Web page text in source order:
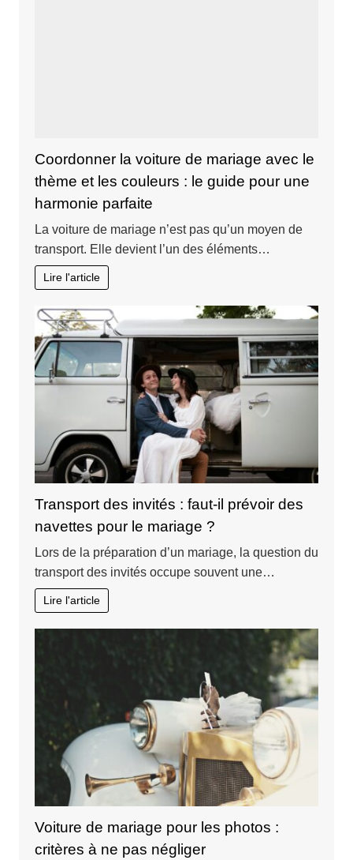
Coordonner la voiture de mariage avec le
thème et les couleurs : le guide pour une
harmonie parfaite
La voiture de mariage n’est pas qu’un moyen de
transport. Elle devient l’un des éléments…
Lire l'article
Transport des invités : faut-il prévoir des
navettes pour le mariage ?
Lors de la préparation d’un mariage, la question du
transport des invités occupe souvent une…
Lire l'article
Voiture de mariage pour les photos :
critères à ne pas négliger